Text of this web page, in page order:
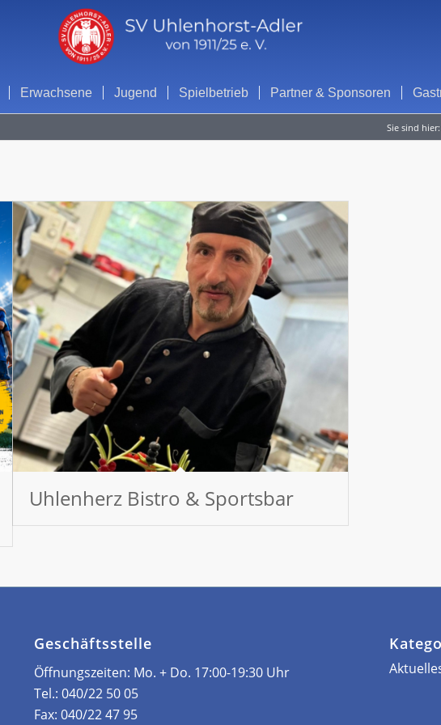
Erwachsene Jugend Spielbetrieb Partner & Sponsoren
Sie sind hier:
Uhlenherz Bistro & Sportsbar
Geschäftsstelle
Öffnungszeiten: ­Mo. + Do. 17:00-19:30 Uhr
Tel.: 040/22 50 05
Fax: 040/22 47 95